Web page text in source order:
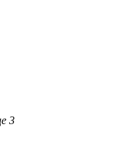
3